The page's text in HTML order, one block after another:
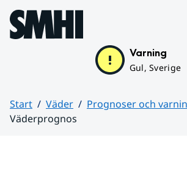
Hoppa till sidans innehåll
Varning
Gul, Sverige
Start Väder
Prognoser och
Väderprognos